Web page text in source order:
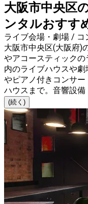
大阪市中央区
ンタルおすす
ライブ会場・劇場 / コ
大阪市中央区(大阪府)
やアコースティック
内のライブハウスや
やピアノ付きコンサ
ハウスまで。音響設備
(続く)